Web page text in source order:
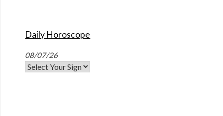
Daily Horoscope
08/07/26